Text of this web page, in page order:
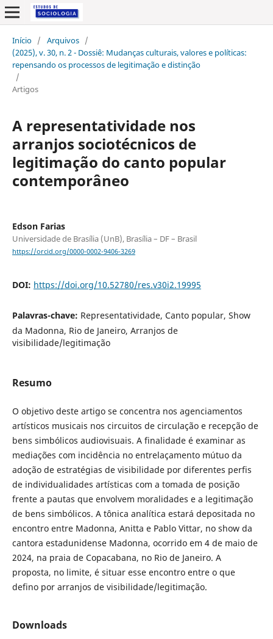
Início / Arquivos /
(2025), v. 30, n. 2 - Dossiê: Mudanças culturais, valores e políticas:
repensando os processos de legitimação e distinção
/
Artigos
A representatividade nos
arranjos sociotécnicos de
legitimação do canto popular
contemporâneo
Edson Farias
Universidade de Brasília (UnB), Brasília – DF – Brasil
https://orcid.org/0000-0002-9406-3269
DOI: https://doi.org/10.52780/res.v30i2.19995
Palavras-chave: Representatividade, Canto popular, Show
da Madonna, Rio de Janeiro, Arranjos de
visibilidade/legitimação
Resumo
O objetivo deste artigo se concentra nos agenciamentos
artísticos musicais nos circuitos de circulação e recepção de
bens simbólicos audiovisuais. A finalidade é examinar as
mediações com incidência no entrelaçamento mútuo da
adoção de estratégias de visibilidade por diferentes perfis
de individualidades artísticas com a tomada de posição
frente a pautas que envolvem moralidades e a legitimação
de bens simbólicos. A tônica analítica estará depositada no
encontro entre Madonna, Anitta e Pablo Vittar, no show da
cantora estadunidense Madonna, ocorrido em 4 de maio de
2024, na praia de Copacabana, no Rio de Janeiro. A
proposta, no limite, é situar esse encontro entre o que
defino por arranjos de visibilidade/legitimação.
Downloads